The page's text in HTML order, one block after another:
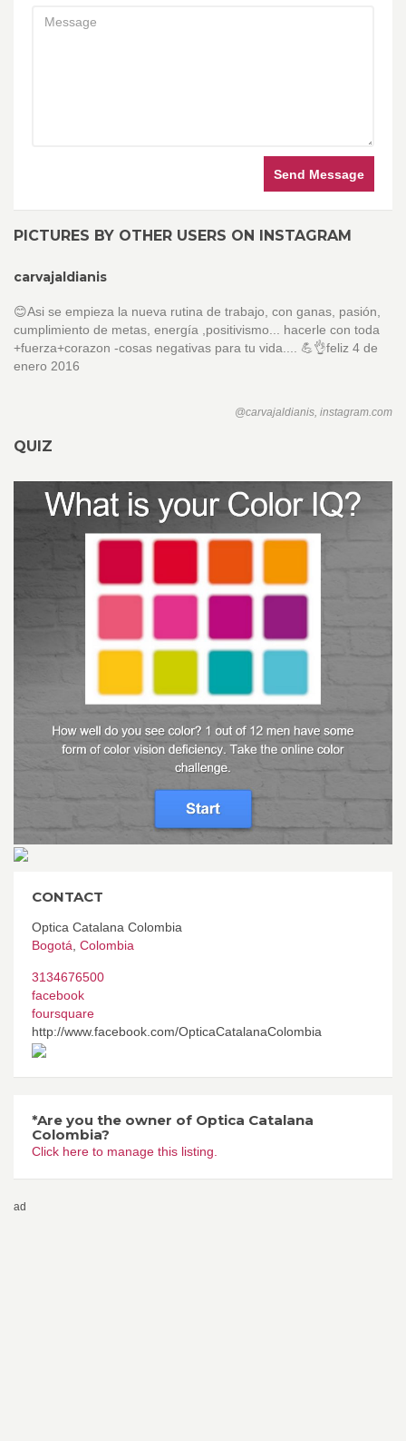
Send Message
PICTURES BY OTHER USERS ON INSTAGRAM
carvajaldianis
😊Asi se empieza la nueva rutina de trabajo, con ganas, pasión,
cumplimiento de metas, energía ,positivismo... hacerle con toda
+fuerza+corazon -cosas negativas para tu vida.... 💪👌feliz 4 de
enero 2016
@carvajaldianis, instagram.com
QUIZ
CONTACT
Optica Catalana Colombia
Bogotá Colombia
3134676500
facebook
foursquare
http://www.facebook.com/OpticaCatalanaColombia
*Are you the owner of Optica Catalana
Colombia?
Click here to manage this listing.
ad